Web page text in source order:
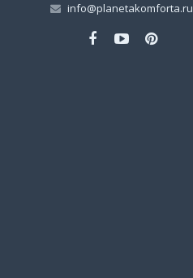
info@planetakomforta.ru